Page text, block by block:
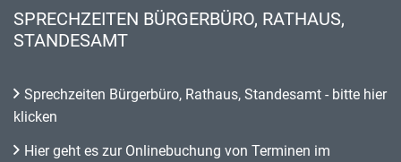
SPRECHZEITEN BÜRGERBÜRO, RATHAUS,
STANDESAMT
Sprechzeiten Bürgerbüro, Rathaus, Standesamt - bitte hier
klicken
Hier geht es zur Onlinebuchung von Terminen im